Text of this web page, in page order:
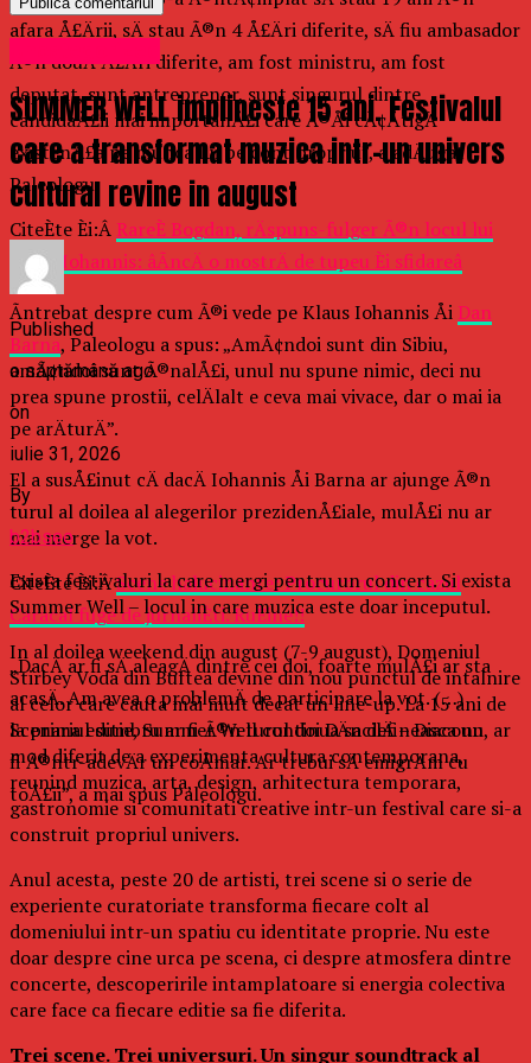
afara Å£Ärii, sÄ stau Ã®n 4 Å£Äri diferite, sÄ fiu ambasador
Ã®n douÄ Å£Äri diferite, am fost ministru, am fost
deputat, sunt antreprenor, sunt singurul dintre
candidaÅ£ii mai importanÅ£i care Ã®Åi cÃ¢ÅtigÄ
existenÅ£a pe munca lui pe cont propriu”, a adÄugat
Paleologu.
CiteÈte Èi:Â RareÈ Bogdan, rÄspuns-fulger Ã®n locul lui
Klaus Iohannis: âÃncÄ o mostrÄ de tupeu Èi sfidareâ
Ãntrebat despre cum Ã®i vede pe Klaus Iohannis Åi Dan
Barna, Paleologu a spus: „AmÃ¢ndoi sunt din Sibiu,
amÃ¢ndoi sunt Ã®nalÅ£i, unul nu spune nimic, deci nu
prea spune prostii, celÄlalt e ceva mai vivace, dar o mai ia
pe arÄturÄ”.
El a susÅ£inut cÄ dacÄ Iohannis Åi Barna ar ajunge Ã®n
turul al doilea al alegerilor prezidenÅ£iale, mulÅ£i nu ar
mai merge la vot.
CiteÈte Èi:ÂScene halucinante: Procurorul din cazul
Caracal fuge de jurnaliÈti. RuÈine!!
„DacÄ ar fi sÄ aleagÄ dintre cei doi, foarte mulÅ£i ar sta
acasÄ. Am avea o problemÄ de participare la vot. (…)
Scenariul sumbru ar fi Ã®n turul doi DÄncilÄ – Diaconu, ar
fi Ã®ntr-adevÄr un coÅmar. Ar trebui sÄ emigrÄm cu
toÅ£ii”, a mai spus Paleologu.
SUMMER WELL implineste 15 ani. Festivalul
care a transformat muzica intr-un univers
cultural revine in august
Published
o săptămână ago
on
iulie 31, 2026
By
b2bseo
Exista festivaluri la care mergi pentru un concert. Si exista
Summer Well – locul in care muzica este doar inceputul.
In al doilea weekend din august (7-9 august), Domeniul
Stirbey Voda din Buftea devine din nou punctul de intalnire
al celor care cauta mai mult decat un line-up. La 15 ani de
la prima editie, Summer Well continua sa defineasca un
mod diferit de a experimenta cultura contemporana,
reunind muzica, arta, design, arhitectura temporara,
gastronomie si comunitati creative intr-un festival care si-a
construit propriul univers.
Anul acesta, peste 20 de artisti, trei scene si o serie de
experiente curatoriate transforma fiecare colt al
domeniului intr-un spatiu cu identitate proprie. Nu este
doar despre cine urca pe scena, ci despre atmosfera dintre
concerte, descoperirile intamplatoare si energia colectiva
care face ca fiecare editie sa fie diferita.
Trei scene. Trei universuri. Un singur soundtrack al